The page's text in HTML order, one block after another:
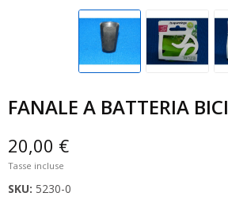
FANALE A BATTERIA BICI
20,00 €
Tasse incluse
SKU: 5230-0